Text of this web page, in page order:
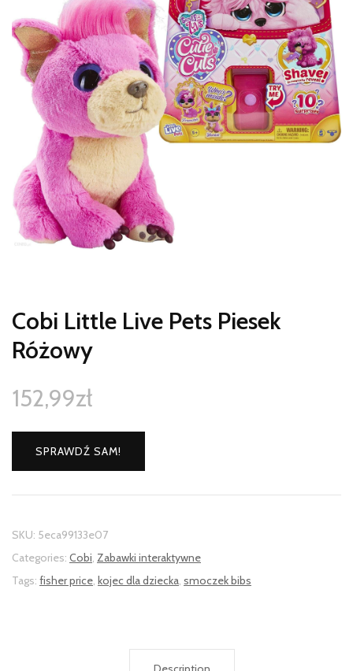
Cobi Little Live Pets Piesek
Różowy
152,99zł
SPRAWDŹ SAM!
SKU: 5eca99133e07
Categories: Cobi, Zabawki interaktywne
Tags: fisher price, kojec dla dziecka, smoczek bibs